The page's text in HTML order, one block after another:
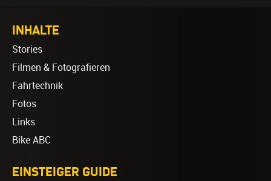
INHALTE
Stories
Filmen & Fotografieren
Fahrtechnik
Fotos
Links
Bike ABC
EINSTEIGER GUIDE